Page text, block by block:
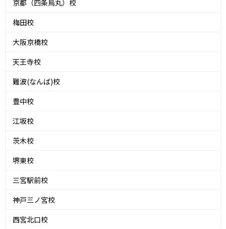
京都（四条烏丸）校
梅田校
大阪京橋校
天王寺校
難波(なんば)校
豊中校
江坂校
茨木校
堺東校
三宮駅前校
神戸三ノ宮校
西宮北口校